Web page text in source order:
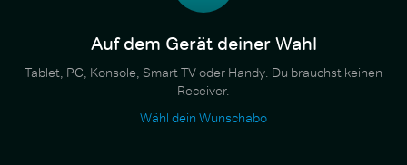
Auf dem Gerät deiner Wahl
Tablet, PC, Konsole, Smart TV oder Handy. Du brauchst keinen
Receiver.
Wähl dein Wunschabo